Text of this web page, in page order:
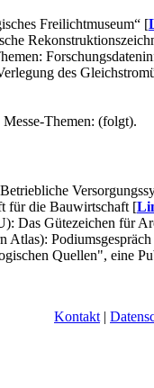
Freilichtmuseum“ [
des
Messe-Themen: (folgt).
für die Bauwirtschaft [
Das Gütezeichen für
Quellen", eine
Kontakt |